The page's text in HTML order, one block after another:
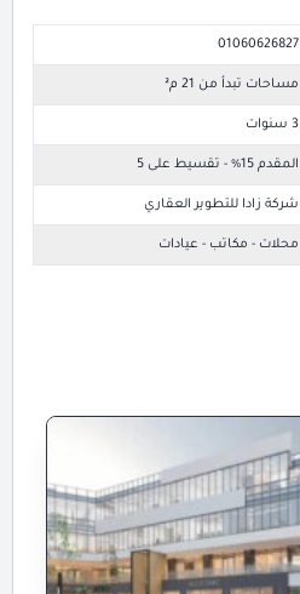
01060626827
مساحات تبدأ من 21 م²
3 سنوات
المقدم 15% - تقسيط على 5
شركة زادا للتطوير العقاري
محلات - مكاتب - عيادات